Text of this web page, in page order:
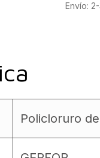
Envío:
Policloruro